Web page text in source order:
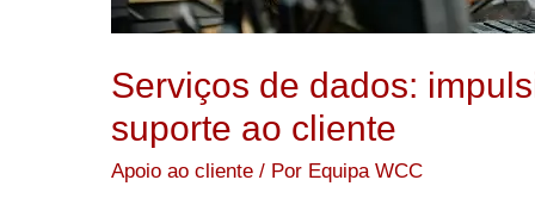
Serviços de dados:
suporte ao cliente
Apoio ao cliente / Por Equipa WCC